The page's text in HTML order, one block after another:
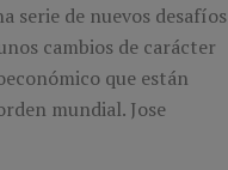
serie de nuevos desafíos
cambios de carácter
que están
mundial. Jose